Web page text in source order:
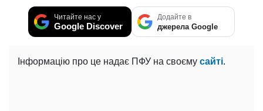
Читайте нас у
Google Discover
Додайте в
джерела Google
Інформацію про це надає ПФУ на своєму сайті.